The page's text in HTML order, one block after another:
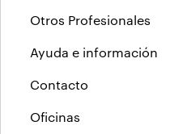
Otros Profesionales
Ayuda e información
Contacto
Oficinas